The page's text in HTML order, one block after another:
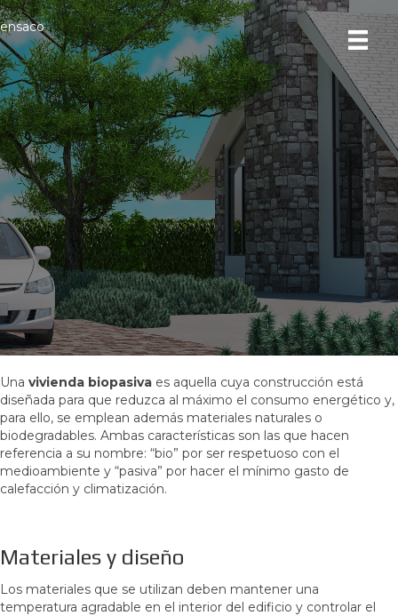
ensaco
Automatización de casas
biopasivas
Una vivienda biopasiva es aquella cuya construcción está
diseñada para que reduzca al máximo el consumo energético y,
para ello, se emplean además materiales naturales o
biodegradables. Ambas características son las que hacen
referencia a su nombre: “bio” por ser respetuoso con el
medioambiente y “pasiva” por hacer el mínimo gasto de
calefacción y climatización.
Materiales y diseño
Los materiales que se utilizan deben mantener una
temperatura agradable en el interior del edificio y controlar el